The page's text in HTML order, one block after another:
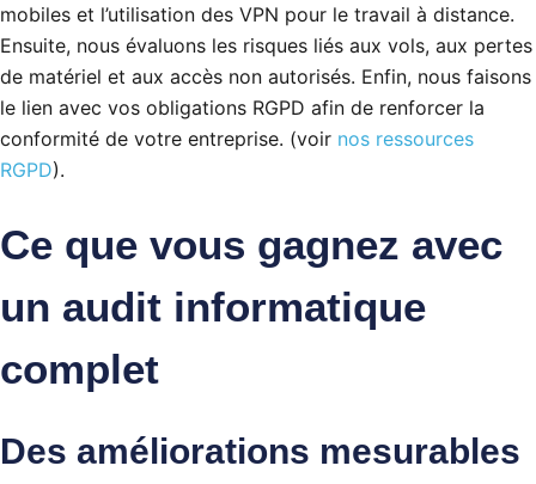
mobiles et l’utilisation des VPN pour le travail à distance.
Ensuite, nous évaluons les risques liés aux vols, aux pertes
de matériel et aux accès non autorisés. Enfin, nous faisons
le lien avec vos obligations RGPD afin de renforcer la
conformité de votre entreprise. (voir nos ressources
RGPD).
Ce que vous gagnez avec
un audit informatique
complet
Des améliorations mesurables